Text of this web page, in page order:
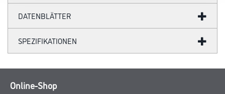
DATENBLÄTTER
SPEZIFIKATIONEN
Online-Shop